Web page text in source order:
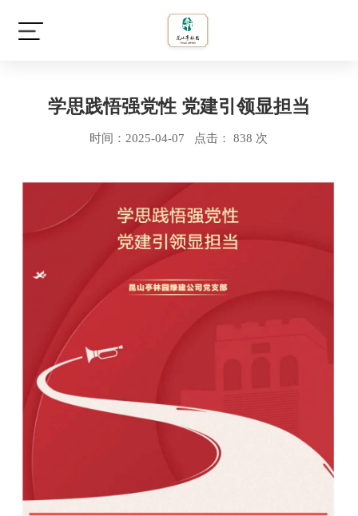
学思践悟强党性 党建引领显担当
时间：2025-04-07 点击： 838 次